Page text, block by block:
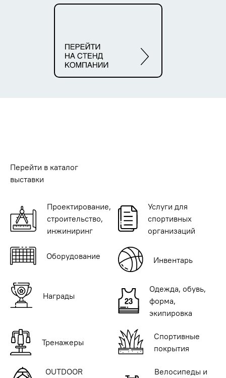
Перейти в каталог
выставки
Проектирование,
строительство,
инжиниринг
Услуги для
спортивных
организаций
Оборудование Инвентарь
Награды
Одежда, обувь,
форма,
экипировка
Тренажеры
Спортивные
покрытия
OUTDOOR
Велосипеды и